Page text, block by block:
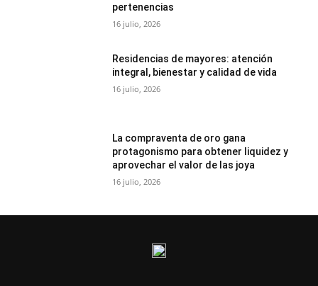
pertenencias
16 julio, 2026
Residencias de mayores: atención
integral, bienestar y calidad de vida
16 julio, 2026
La compraventa de oro gana
protagonismo para obtener liquidez y
aprovechar el valor de las joya
16 julio, 2026